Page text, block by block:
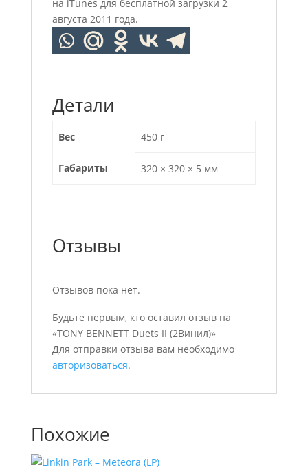
на iTunes для бесплатной загрузки 2
августа 2011 года.
Детали
Вес 450 г
Габариты 320 × 320 × 5 мм
Отзывы
Отзывов пока нет.
Будьте первым, кто оставил отзыв на
«TONY BENNETT Duets II (2Винил)»
Для отправки отзыва вам необходимо
авторизоваться.
Похожие